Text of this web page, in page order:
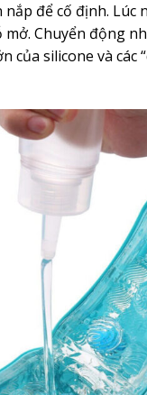
nắp để cố định. Lúc
Chuyển động
của silicone và các